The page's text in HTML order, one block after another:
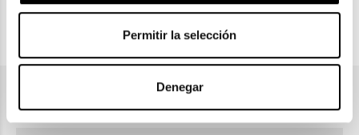
Permitir la selección
Denegar
PAGO SEGURO
Únete a nuestra newsletter